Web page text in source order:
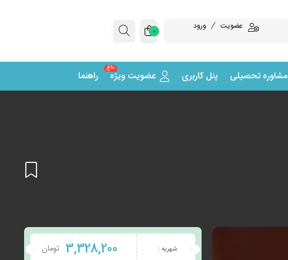
عضویت ورود 0
مشاوره تحصیلی پنل کاربری عضویت ویژه
داغ
راهنما
شهریه : 3,328,200 تومان